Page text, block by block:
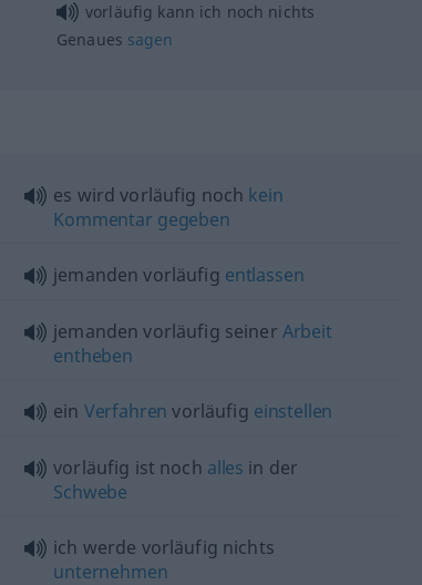
vorläufig kann ich noch nichts
Genaues sagen
es wird vorläufig noch kein
Kommentar gegeben
jemanden vorläufig entlassen
jemanden vorläufig seiner Arbeit
entheben
ein Verfahren vorläufig einstellen
vorläufig ist noch alles in der
Schwebe
ich werde vorläufig nichts
unternehmen